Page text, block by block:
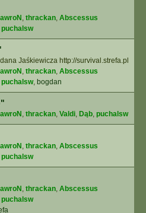
, thrackan, Abscessus
puchalsw
Jaśkiewicza http://survival.strefa.pl
, thrackan, Abscessus
puchalsw, bogdan
, thrackan, Valdi, Dąb, puchalsw
, thrackan, Abscessus
puchalsw
, thrackan, Abscessus
puchalsw